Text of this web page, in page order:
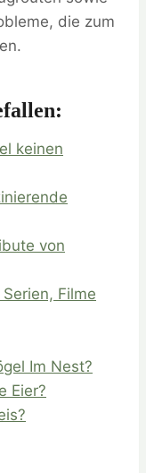
die zum
keinen
von
Filme
Im Nest?
Eier?